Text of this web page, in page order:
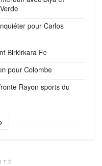
pour Carlos
Birkirkara Fc
pour Colombe
Rayon sports du